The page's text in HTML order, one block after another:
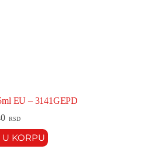
EU – 3141GEPD
RSD
KORPU